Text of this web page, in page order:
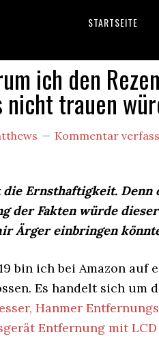
STARTSEITE
ich den
nicht trauen
Kommentar
Ernsthaftigkeit. Denn
der Fakten würde
Ärger einbringen
bin ich bei Amazon auf
Es handelt sich um
Hanmer
Entfernung mit LCD